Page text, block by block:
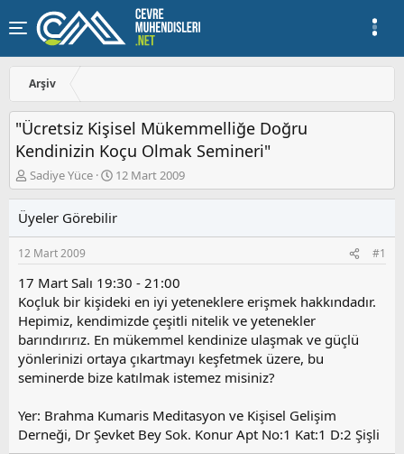
Arşiv
"Ücretsiz Kişisel Mükemmelliğe Doğru
Kendinizin Koçu Olmak Semineri"
K
o
u
y
u
a
ş
l
a
t
a
n
Sadiye Yüce
B
a
l
a
ı
ç
t
a
r
i
h
12 Mart 2009
Üyeler Görebilir
12 Mart 2009 #1
17 Mart Salı 19:30 - 21:00
Koçluk bir kişideki en iyi yeteneklere erişmek hakkındadır.
Hepimiz, kendimizde çeşitli nitelik ve yetenekler
barındırırız. En mükemmel kendinize ulaşmak ve güçlü
yönlerinizi ortaya çıkartmayı keşfetmek üzere, bu
seminerde bize katılmak istemez misiniz?
Yer: Brahma Kumaris Meditasyon ve Kişisel Gelişim
Derneği, Dr Şevket Bey Sok. Konur Apt No:1 Kat:1 D:2 Şişli